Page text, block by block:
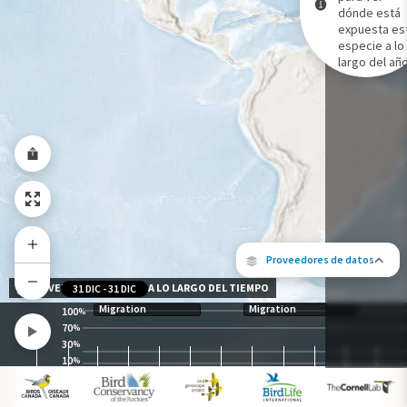
Proveedores de datos
Los siguientes socios contribuyeron
Gama de especies por estación
Gama de verano
Rango de invierno
Rango a lo largo del año
dónde está
expuesta
especie a lo
largo del
100%
70%
30%
10%
Migration Migration
31 DIC -31 DIC
NIVEL DE EXPOSICIÓN A LO LARGO DEL TIEMPO